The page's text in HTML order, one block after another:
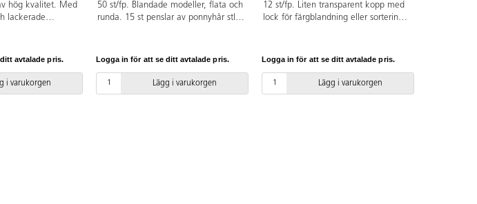
hög kvalitet. Med
lackerade
10 st nr 6, 10 st nr
fri.
avtalade pris.
i varukorgen
50 st/fp. Blandade modeller, flata och
runda. 15 st penslar av ponnyhår stl
träskaft. PVC-fri.
Logga in för att se ditt avtalade pris.
Lägg i varukorgen
12 st/fp. Liten transparent kopp med
lock för färgblandning eller sortering.
Logga in för att se ditt avtalade pris.
Lägg i varukorgen